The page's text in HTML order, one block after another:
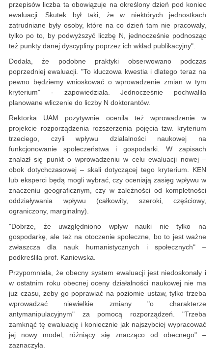
przepisów liczba ta obowiązuje na określony dzień pod koniec
ewaluacji. Skutek był taki, że w niektórych jednostkach
zatrudniane były osoby, które na co dzień tam nie pracowały,
tylko po to, by podwyższyć liczbę N, jednocześnie podnosząc
też punkty danej dyscypliny poprzez ich wkład publikacyjny".
Dodała, że podobne praktyki obserwowano podczas
poprzedniej ewaluacji. "To kluczowa kwestia i dlatego teraz na
pewno będziemy wnioskować o wprowadzenie zmian w tym
kryterium" - zapowiedziała. Jednocześnie pochwaliła
planowane wliczenie do liczby N doktorantów.
Rektorka UAM pozytywnie oceniła też wprowadzenie w
projekcie rozporządzenia rozszerzenia pojęcia tzw. kryterium
trzeciego, czyli wpływu działalności naukowej na
funkcjonowanie społeczeństwa i gospodarki. W zapisach
znalazł się punkt o wprowadzeniu w celu ewaluacji nowej –
obok dotychczasowej – skali dotyczącej tego kryterium. KEN
lub eksperci będą mogli wybrać, czy oceniają zasięg wpływu w
znaczeniu geograficznym, czy w zależności od kompletności
oddziaływania wpływu (całkowity, szeroki, częściowy,
ograniczony, marginalny).
"Dobrze, że uwzględniono wpływ nauki nie tylko na
gospodarkę, ale też na otoczenie społeczne, bo to jest ważne
zwłaszcza dla nauk humanistycznych i społecznych" –
podkreśliła prof. Kaniewska.
Przypomniała, że obecny system ewaluacji jest niedoskonały i
w ostatnim roku obecnej oceny działalności naukowej nie ma
już czasu, żeby go poprawiać na poziomie ustaw, tylko trzeba
wprowadzać niewielkie zmiany "o charakterze
antymanipulacyjnym" za pomocą rozporządzeń. "Trzeba
zamknąć tę ewaluację i koniecznie jak najszybciej wypracować
jej nowy model, różniący się znacząco od obecnego" –
zaznaczyła.